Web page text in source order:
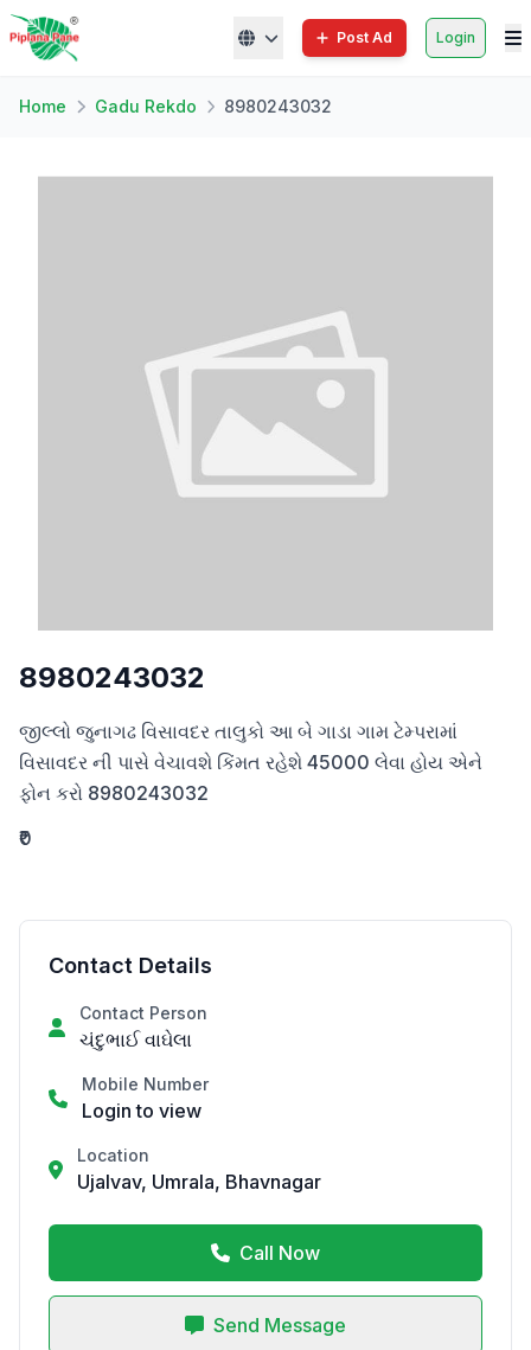
Post Ad Login
Home Gadu Rekdo 8980243032
8980243032
જીલ્લો જુનાગઢ વિસાવદર તાલુકો આ બે ગાડા ગામ ટેમ્પરામાં
વિસાવદર ની પાસે વેચાવશે કિંમત રહેશે 45000 લેવા હોય એને
ફોન કરો 8980243032
₹0
Contact Details
Contact Person
ચંદુભાઈ વાઘેલા
Mobile Number
Login to view
Location
Ujalvav, Umrala, Bhavnagar
Call Now
Send Message